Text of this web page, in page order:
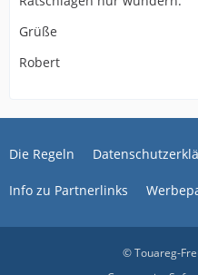
Grüße
Robert
Die Regeln
Info zu Partnerlinks
© Touareg-